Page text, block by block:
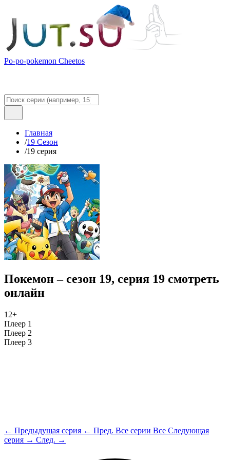
Po-po-pokemon Cheetos
Главная
/19 Сезон
/19 серия
Покемон – сезон 19, серия 19 смотреть
онлайн
12+
Плеер 1
Плеер 2
Плеер 3
← Предыдущая серия ← Пред. Все серии Все Следующая
серия → След. →